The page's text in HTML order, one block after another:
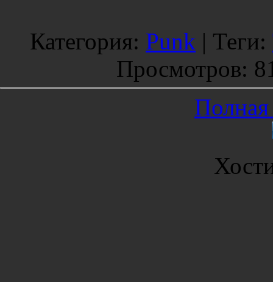
Категория: Punk | Теги:
Просмотров:
Полная